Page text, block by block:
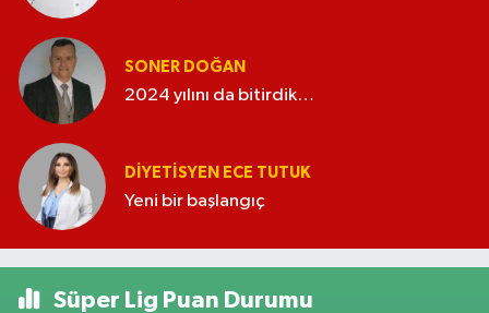
SONER DOĞAN
2024 yılını da bitirdik…
DIYETISYEN ECE TUTUK
Yeni bir başlangıç
Süper Lig Puan Durumu